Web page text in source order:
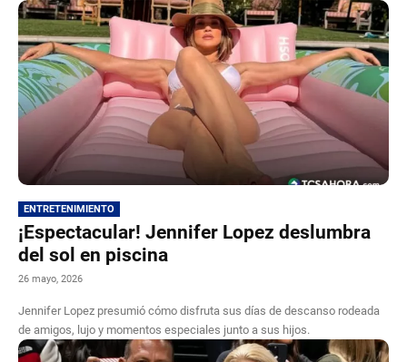
ENTRETENIMIENTO
¡Espectacular! Jennifer Lopez deslumbra
del sol en piscina
26 mayo, 2026
Jennifer Lopez presumió cómo disfruta sus días de descanso rodeada
de amigos, lujo y momentos especiales junto a sus hijos.